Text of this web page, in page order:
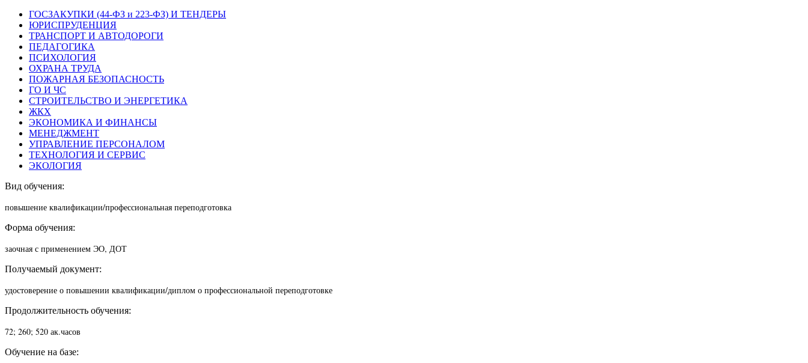
ГОСЗАКУПКИ (44-ФЗ и 223-ФЗ) И ТЕНДЕРЫ
ЮРИСПРУДЕНЦИЯ
ТРАНСПОРТ И АВТОДОРОГИ
ПЕДАГОГИКА
ПСИХОЛОГИЯ
ОХРАНА ТРУДА
ПОЖАРНАЯ БЕЗОПАСНОСТЬ
ГО И ЧС
СТРОИТЕЛЬСТВО И ЭНЕРГЕТИКА
ЖКХ
ЭКОНОМИКА И ФИНАНСЫ
МЕНЕДЖМЕНТ
УПРАВЛЕНИЕ ПЕРСОНАЛОМ
ТЕХНОЛОГИЯ И СЕРВИС
ЭКОЛОГИЯ
Вид обучения:
повышение квалификации/профессиональная переподготовка
Форма обучения:
заочная с применением ЭО, ДОТ
Получаемый документ:
удостоверение о повышении квалификации/диплом о профессиональной переподготовке
Продолжительность обучения:
72; 260; 520 ак.часов
Обучение на базе: